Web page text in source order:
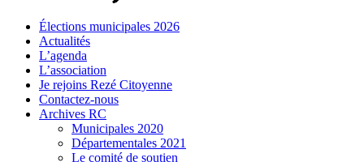
Élections municipales 2026
Actualités
L’agenda
L’association
Je rejoins Rezé Citoyenne
Contactez-nous
Archives RC
Municipales 2020
Départementales 2021
Le comité de soutien